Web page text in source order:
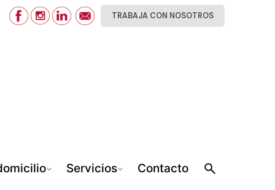
TRABAJA CON NOSOTROS
Servicios Contacto